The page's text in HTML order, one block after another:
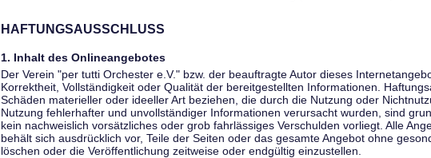
HAFTUNGSAUSSCHLUSS
1. Inhalt des Onlineangebotes
Der Verein "per tutti Orchester e.V." bzw. der beauftragte Autor dieses
Korrektheit, Vollständigkeit oder Qualität der bereitgestellten Informationen.
Schäden materieller oder ideeller Art beziehen, die durch die Nutzung oder
Nutzung fehlerhafter und unvollständiger Informationen verursacht wurden, sind
kein nachweislich vorsätzliches oder grob fahrlässiges Verschulden vorliegt. Alle
behält sich ausdrücklich vor, Teile der Seiten oder das gesamte Angebot ohne
löschen oder die Veröffentlichung zeitweise oder endgültig einzustellen.